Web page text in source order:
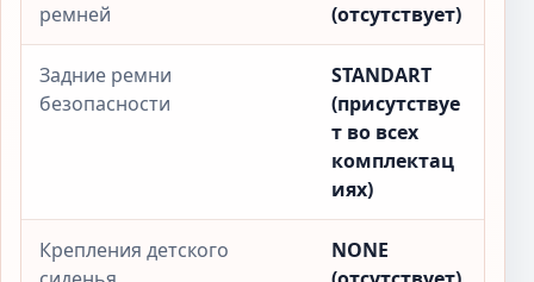
ремней
(отсутствует)
Задние ремни
безопасности
STANDART
(присутствуе
т во всех
комплектац
иях)
Крепления детского
NONE